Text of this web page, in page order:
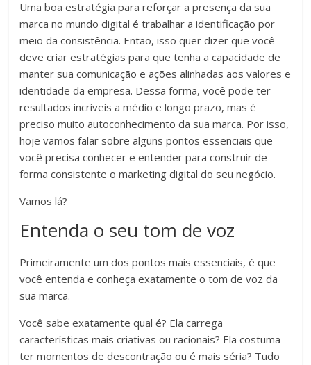
Uma boa estratégia para reforçar a presença da sua
marca no mundo digital é trabalhar a identificação por
meio da consistência. Então, isso quer dizer que você
deve criar estratégias para que tenha a capacidade de
manter sua comunicação e ações alinhadas aos valores e
identidade da empresa. Dessa forma, você pode ter
resultados incríveis a médio e longo prazo, mas é
preciso muito autoconhecimento da sua marca. Por isso,
hoje vamos falar sobre alguns pontos essenciais que
você precisa conhecer e entender para construir de
forma consistente o marketing digital do seu negócio.
Vamos lá?
Entenda o seu tom de voz
Primeiramente um dos pontos mais essenciais, é que
você entenda e conheça exatamente o tom de voz da
sua marca.
Você sabe exatamente qual é? Ela carrega
características mais criativas ou racionais? Ela costuma
ter momentos de descontração ou é mais séria? Tudo